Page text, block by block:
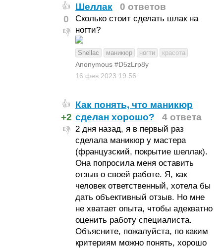
👍
0
👎
Шеллак 0 ответов
Сколько стоит сделать шлак на
ногти?
Shellac маникюр ногти красота
Anonymous #D5zLrp8y
16 фев 2023 19:56
👍
+2
👎
Как понять, что маникюр
сделан хорошо?
4 ответа
2 дня назад, я в первый раз
сделала маникюр у мастера
(французский, покрытие шеллак).
Она попросила меня оставить
отзыв о своей работе. Я, как
человек ответственный, хотела бы
дать объективный отзыв. Но мне
не хватает опыта, чтобы адекватно
оценить работу специалиста.
Объясните, пожалуйста, по каким
критериям можно понять, хорошо